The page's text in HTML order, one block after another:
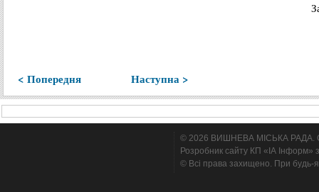
< Попередня Наступна >
© 2026 ВИШНЕВА МІСЬКА РАДА.
Розробник сайту КП «ІА Інформ»
© Всі права захищено. При будь-